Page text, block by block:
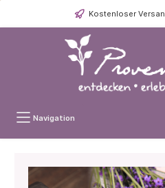
Kostenloser
Navigation